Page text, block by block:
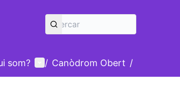
som? Menú d'usuari
/ Canòdrom Obert /